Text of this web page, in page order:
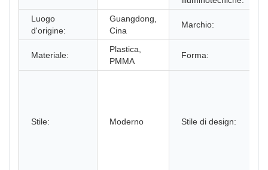
Luogo
d'origine:
Guangdong,
Cina
Marchio:
Materiale:
Plastica,
PMMA
Forma:
Stile: Moderno Stile di design: